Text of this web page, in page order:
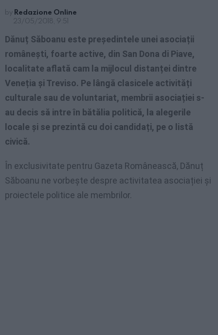
by Redazione Online
23/05/2018, 9:51
Dănuț Săboanu este președintele unei asociații
românești, foarte active, din San Dona di Piave,
localitate aflată cam la mijlocul distanței dintre
Veneția și Treviso. Pe lângă clasicele activități
culturale sau de voluntariat, membrii asociației s-
au decis să intre în bătălia politică, la alegerile
locale și se prezintă cu doi candidați, pe o listă
civică.
În exclusivitate pentru Gazeta Românească, Dănuț
Săboanu ne vorbește despre activitatea asociației și
proiectele politice ale membrilor.